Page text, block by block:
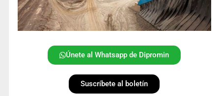
Únete al Whatsapp de Dipromin
Suscríbete al boletín